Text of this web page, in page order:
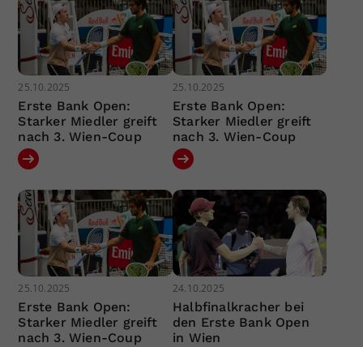
25.10.2025
Erste Bank Open:
Starker Miedler greift
nach 3. Wien-Coup
25.10.2025
Erste Bank Open:
Starker Miedler greift
nach 3. Wien-Coup
25.10.2025
Erste Bank Open:
Starker Miedler greift
nach 3. Wien-Coup
24.10.2025
Halbfinalkracher bei
den Erste Bank Open
in Wien